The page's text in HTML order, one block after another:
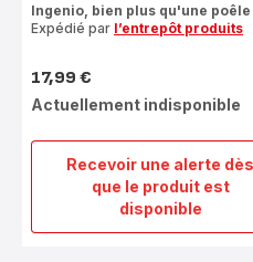
Recevoir une alerte dès
que le produit est
disponible
Ingenio
6
Poignée
Ingenio, bien plus qu'une poêle
Expédié par l’entrepôt produits
Prix
17,99 €
Actuellement indisponible